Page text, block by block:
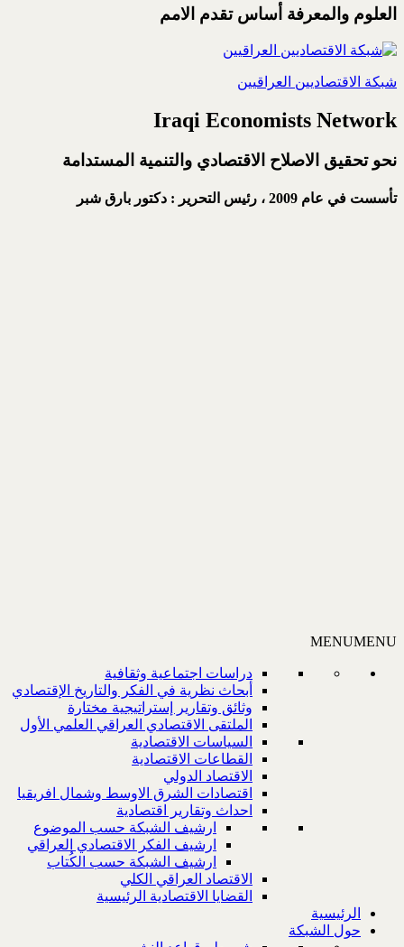
العلوم والمعرفة أساس تقدم الامم
شبكة الاقتصاديين العراقيين
Iraqi Economists Network
نحو تحقيق الاصلاح الاقتصادي والتنمية المستدامة
تأسست في عام 2009 ، رئيس التحرير : دكتور بارق شبر
MENUMENU
دراسات اجتماعية وثقافية
أبحاث نظرية في الفكر والتاريخ الإقتصادي
وثائق وتقارير إستراتيجية مختارة
الملتقى الاقتصادي العراقي العلمي الأول
السياسات الاقتصادية
القطاعات الاقتصادية
الاقتصاد الدولي
اقتصادات الشرق الاوسط وشمال افريقيا
احداث وتقارير اقتصادية
ارشيف الشبكة حسب الموضوع
ارشيف الفكر الاقتصادي العراقي
ارشيف الشبكة حسب الكُتاب
الاقتصاد العراقي الكلي
القضايا الاقتصادية الرئيسية
الرئيسية
حول الشبكة